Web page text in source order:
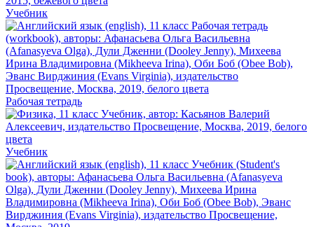
Учебник
Рабочая тетрадь
Учебник